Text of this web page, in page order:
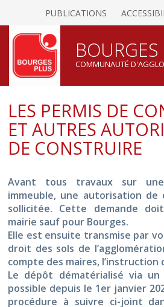
PUBLICATIONS
BOURGES
COMMUNAUTÉ
LES PERMIS DE
ET AUTRES
DE CONSTRUIRE
Avant tous travaux sur
immeuble, une autorisation
sollicitée. Cette demande
mairie sauf pour Bourges.
Elle est ensuite transmise par
droit des sols de
compte des maires, l’instruction
Le dépôt dématérialisé via
possible depuis le 1er janvier
procédure à suivre ci-joint